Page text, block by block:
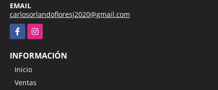
EMAIL
carlosorlandofloresj2020@gmail.com
FacebookInstagram
INFORMACIÓN
Inicio
Ventas